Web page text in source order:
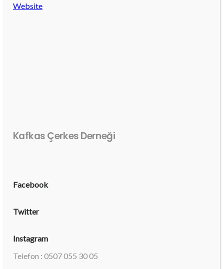
Website
Kafkas Çerkes Derneği
Facebook
Twitter
Instagram
Telefon : 0507 055 30 05